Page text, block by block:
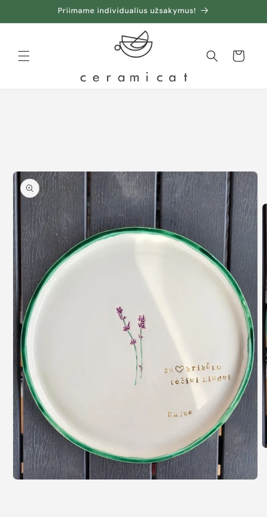
Priimame individualius užsakymus!
Krepšelis